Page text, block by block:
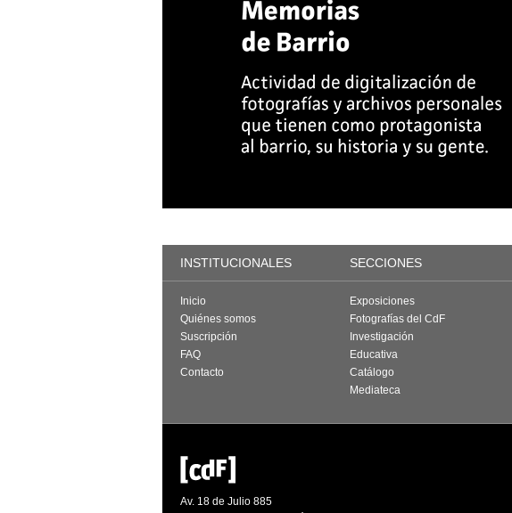
INSTITUCIONALES SECCIONES
Inicio
Quiénes somos
Suscripción
FAQ
Contacto
Exposiciones
Fotografías del CdF
Investigación
Educativa
Catálogo
Mediateca
Av. 18 de Julio 885